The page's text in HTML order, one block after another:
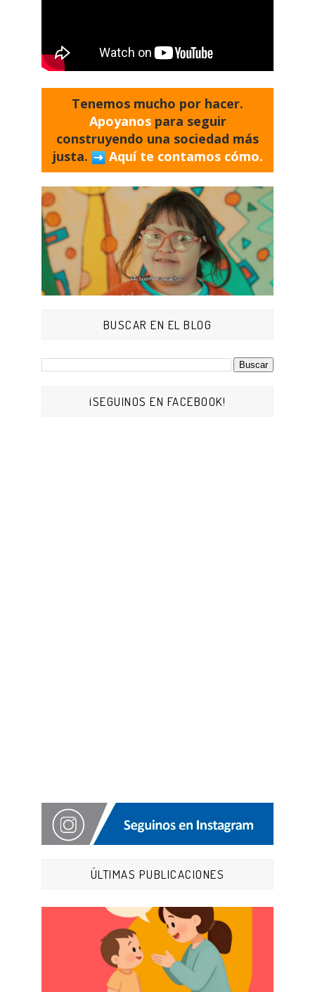
Tenemos mucho por hacer.
Apoyanos para seguir
construyendo una sociedad más
justa.
Aquí te contamos cómo.
BUSCAR EN EL BLOG
¡SEGUINOS EN FACEBOOK!
ÚLTIMAS PUBLICACIONES